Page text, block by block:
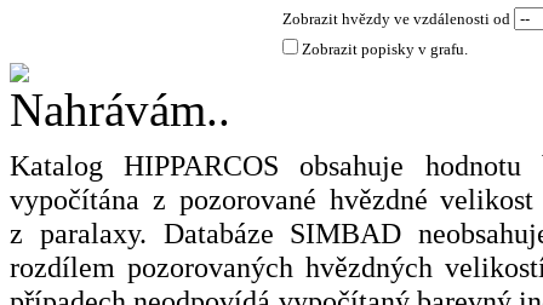
Zobrazit hvězdy ve vzdálenosti od
Zobrazit popisky v grafu.
Katalog HIPPARCOS obsahuje
vypočítána z pozorované hvězdné
z paralaxy. Databáze SIMBAD
rozdílem pozorovaných hvězdných